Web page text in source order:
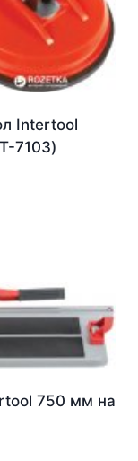
Intertool
7103)
750 мм на